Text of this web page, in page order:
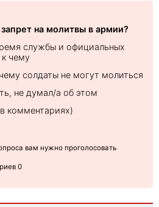
на молитвы в армии?
службы и официальных
чему
солдаты не могут молиться
не думал/а об этом
комментариях)
вам нужно проголосовать
0